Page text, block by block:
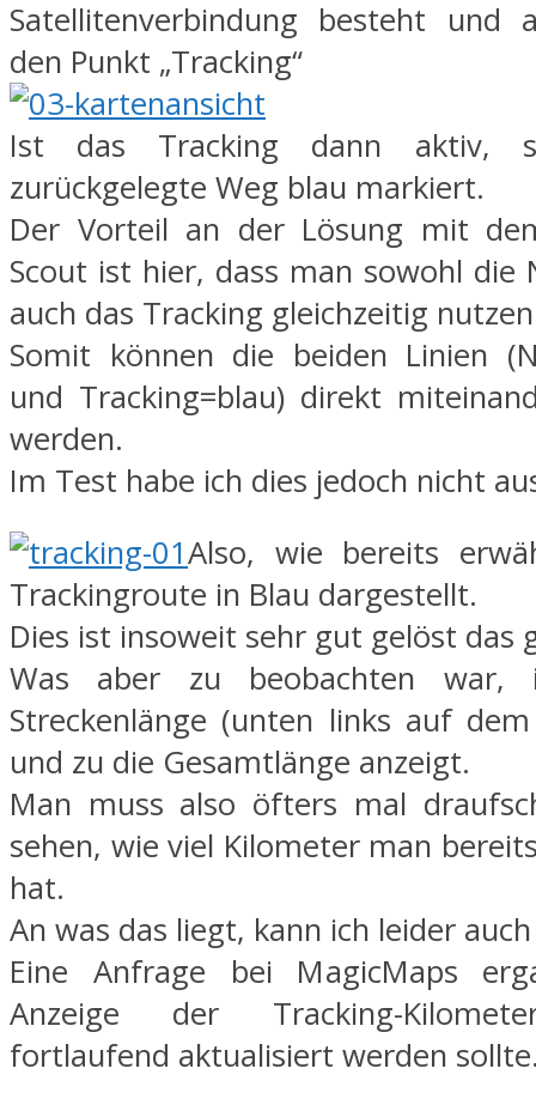
Satellitenverbindung besteht und
den Punkt „Tracking“
Ist das Tracking dann aktiv,
zurückgelegte Weg blau markiert.
Der Vorteil an der Lösung mit
Scout ist hier, dass man sowohl die
auch das Tracking gleichzeitig
Somit können die beiden Linien
und Tracking=blau) direkt
werden.
Im Test habe ich dies jedoch nicht
Also, wie bereits
Trackingroute in Blau dargestellt.
Dies ist insoweit sehr gut gelöst das
Was aber zu beobachten war,
Streckenlänge (unten links auf
und zu die Gesamtlänge anzeigt.
Man muss also öfters mal
sehen, wie viel Kilometer man
hat.
An was das liegt, kann ich leider
Eine Anfrage bei MagicMaps
Anzeige der Tracking-
fortlaufend aktualisiert werden